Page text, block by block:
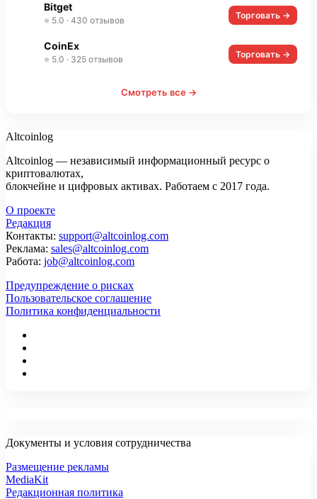
Bitget
⭐ 5.0 · 430 отзывов Торговать →
CoinEx
⭐ 5.0 · 325 отзывов Торговать →
Смотреть все →
Altcoinlog
Altcoinlog — независимый информационный ресурс о
криптовалютах,
блокчейне и цифровых активах. Работаем с 2017 года.
О проекте
Редакция
Контакты: support@altcoinlog.com
Реклама: sales@altcoinlog.com
Работа: job@altcoinlog.com
Предупреждение о рисках
Пользовательское соглашение
Политика конфиденциальности
Документы и условия сотрудничества
Размещение рекламы
MediaKit
Редакционная политика